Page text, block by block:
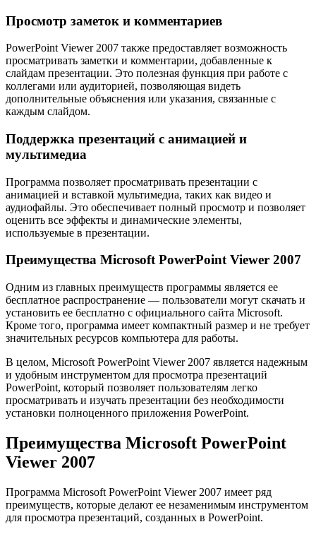
Просмотр заметок и комментариев
PowerPoint Viewer 2007 также предоставляет возможность
просматривать заметки и комментарии, добавленные к
слайдам презентации. Это полезная функция при работе с
коллегами или аудиторией, позволяющая видеть
дополнительные объяснения или указания, связанные с
каждым слайдом.
Поддержка презентаций с анимацией и
мультимедиа
Программа позволяет просматривать презентации с
анимацией и вставкой мультимедиа, таких как видео и
аудиофайлы. Это обеспечивает полный просмотр и позволяет
оценить все эффекты и динамические элементы,
используемые в презентации.
Преимущества Microsoft PowerPoint Viewer 2007
Одним из главных преимуществ программы является ее
бесплатное распространение — пользователи могут скачать и
установить ее бесплатно с официального сайта Microsoft.
Кроме того, программа имеет компактный размер и не требует
значительных ресурсов компьютера для работы.
В целом, Microsoft PowerPoint Viewer 2007 является надежным
и удобным инструментом для просмотра презентаций
PowerPoint, который позволяет пользователям легко
просматривать и изучать презентации без необходимости
установки полноценного приложения PowerPoint.
Преимущества Microsoft PowerPoint
Viewer 2007
Программа Microsoft PowerPoint Viewer 2007 имеет ряд
преимуществ, которые делают ее незаменимым инструментом
для просмотра презентаций, созданных в PowerPoint.